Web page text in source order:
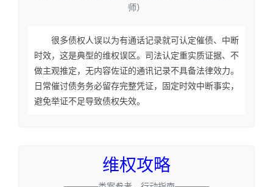
师）
很多债权人误以为有通话记录就可认定催债、中断
时效，这是典型的维权误区。司法认定重实质证据、不
做主观推定，无内容佐证的通讯记录不具备法律效力。
日常催讨债务务必留存完整凭证，固定时效中断事实，
避免举证不足导致债权失效。
维权攻略